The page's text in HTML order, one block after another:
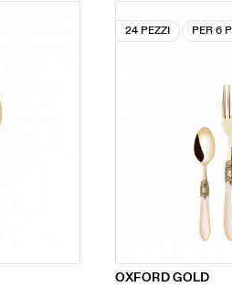
24 PEZZI PER 6
OXFORD GOLD